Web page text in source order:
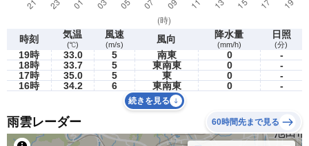
時刻 気温
(℃)
風速
(m/s) 風向 降水量
(mm/h)
日照
(分)
19時 33.0 5 南東 0
-
18時
33.7 5 東南東 0
-
17時
35.0 5 東 0
-
16時
34.2 6 東南東 0 -
続きを見る
雨雲レーダー 60時間先まで見る